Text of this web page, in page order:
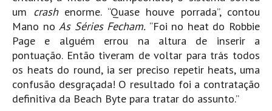
um crashenorme. “Quase houve porrada”, contou
Mano noAs Séries Fecham. “Foi no heat do Robbie
Page e alguém errou na altura de inserir a
pontuação. Então tiveram de voltar para trás todos
os heats do round, ia ser preciso repetir heats, uma
confusão desgraçada! O resultado foi a contratação
definitiva da Beach Byte para tratar do assunto.”